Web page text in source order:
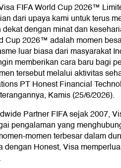
FIFA World Cup 2026™
dari upaya kami untuk terus
dengan minat dan
Cup 2026™ adalah momen
luar biasa dari masyarakat
memberikan cara baru bagi
tersebut melalui aktivitas
PT Honest Financial
Kamis (25/6/2026).
Partner FIFA sejak 2007,
pengalaman yang
momen terbesar dalam
dengan Honest, Visa